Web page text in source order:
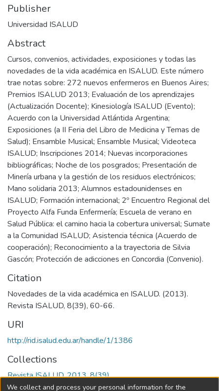
Publisher
Universidad ISALUD
Abstract
Cursos, convenios, actividades, exposiciones y todas las
novedades de la vida académica en ISALUD. Este número
trae notas sobre: 272 nuevos enfermeros en Buenos Aires;
Premios ISALUD 2013; Evaluación de los aprendizajes
(Actualización Docente); Kinesiología ISALUD (Evento);
Acuerdo con la Universidad Atlántida Argentina;
Exposiciones (a II Feria del Libro de Medicina y Temas de
Salud); Ensamble Musical; Ensamble Musical; Videoteca
ISALUD; Inscripciones 2014; Nuevas incorporaciones
bibliográficas; Noche de los posgrados; Presentación de
Minería urbana y la gestión de los residuos electrónicos;
Mano solidaria 2013; Alumnos estadounidenses en
ISALUD; Formación internacional; 2º Encuentro Regional del
Proyecto Alfa Funda Enfermería; Escuela de verano en
Salud Pública: el camino hacia la cobertura universal; Sumate
a la Comunidad ISALUD; Asistencia técnica (Acuerdo de
cooperación); Reconocimiento a la trayectoria de Silvia
Gascón; Protección de adicciones en Concordia (Convenio).
Citation
Novedades de la vida académica en ISALUD. (2013).
Revista ISALUD, 8(39), 60-66.
URI
http://rid.isalud.edu.ar/handle/1/1386
Collections
Revista ISALUD, 2013, 8(39)
We collect and process your personal information for the